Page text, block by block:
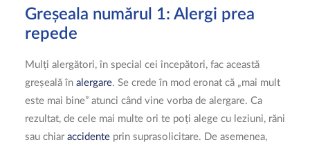
Greșeala numărul 1: Alergi prea
repede
Mulți alergători, în special cei începători, fac această
greșeală în alergare. Se crede în mod eronat că „mai mult
este mai bine” atunci când vine vorba de alergare. Ca
rezultat, de cele mai multe ori te poți alege cu leziuni, răni
sau chiar accidente prin suprasolicitare. De asemenea,